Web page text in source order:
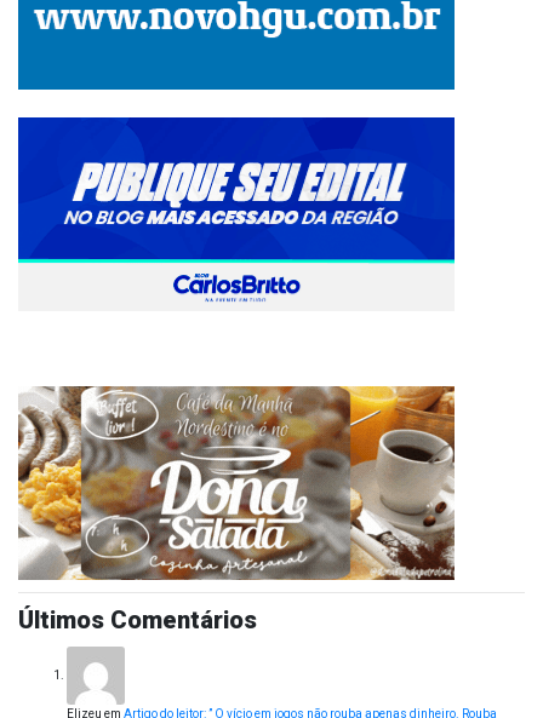
Últimos Comentários
Elizeu em Artigo do leitor: ” O vício em jogos não rouba apenas dinheiro. Rouba